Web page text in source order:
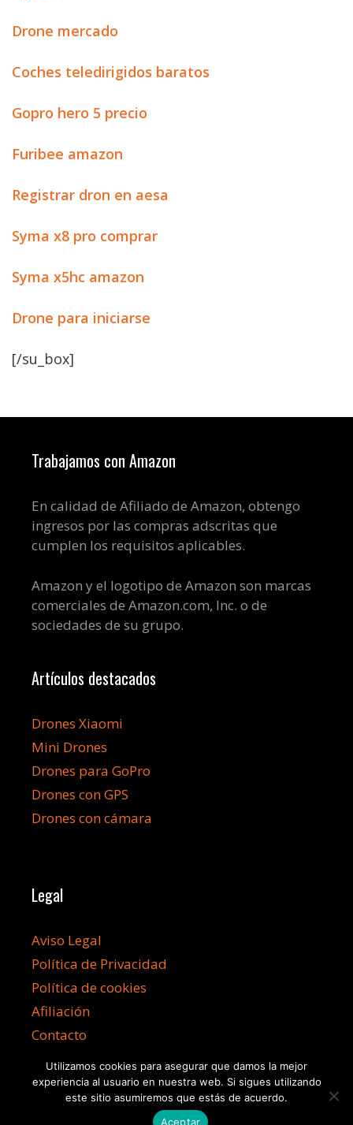
Drone mercado
Coches teledirigidos baratos
Gopro hero 5 precio
Furibee amazon
Registrar dron en aesa
Syma x8 pro comprar
Syma x5hc amazon
Drone para iniciarse
[/su_box]
Trabajamos con Amazon
En calidad de Afiliado de Amazon, obtengo
ingresos por las compras adscritas que
cumplen los requisitos aplicables.
Amazon y el logotipo de Amazon son marcas
comerciales de Amazon.com, Inc. o de
sociedades de su grupo.
Artículos destacados
Drones Xiaomi
Mini Drones
Drones para GoPro
Drones con GPS
Drones con cámara
Legal
Aviso Legal
Política de Privacidad
Política de cookies
Afiliación
Contacto
©2026 Dronesbaratos.info
Utilizamos cookies para asegurar que damos la mejor
experiencia al usuario en nuestra web. Si sigues utilizando
este sitio asumiremos que estás de acuerdo.
Aceptar